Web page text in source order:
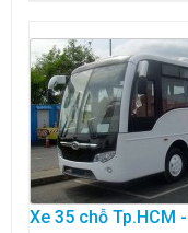
Xe 35 chỗ Tp.HCM